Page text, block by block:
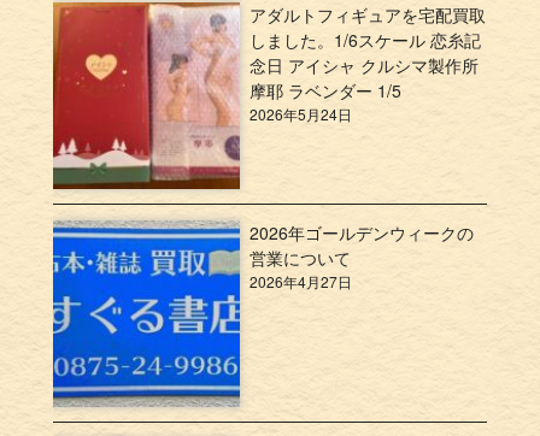
アダルトフィギュアを宅配買取
しました。1/6スケール 恋糸記
念日 アイシャ クルシマ製作所
摩耶 ラベンダー 1/5
2026年5月24日
2026年ゴールデンウィークの
営業について
2026年4月27日